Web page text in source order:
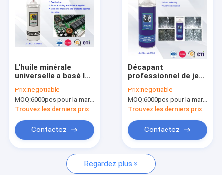
À propos de nous
Visite de l'usine
peinture de jet de tissu
Peinture de jet de graffiti
peinture acrylique de pulvérisation
L'huile minérale
universelle a basé le
décapant
Prix:negotiable
MOQ:6000pcs pour la marque d'Aristo, 15000pcs pour la marque de client
Trouvez les derniers prix
Contactez
Décapant
professionnel de jet
produits qui respecte
l'environnement
d'entretien
pénétration superbe
Prix:negotiable
MOQ:6000pcs pour la marque d'Aristo, 15000pcs pour la marque de client
Trouvez les derniers prix
Contactez
Regardez plus